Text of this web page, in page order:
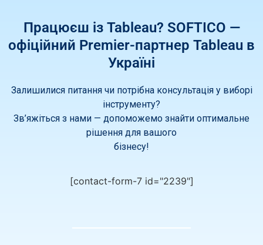
Працюєш із Tableau? SOFTICO —
офіційний Premier-партнер Tableau в
Україні
Залишилися питання чи потрібна консультація у виборі
інструменту?
Зв’яжіться з нами — допоможемо знайти оптимальне
рішення для вашого
бізнесу!
[contact-form-7 id="2239"]